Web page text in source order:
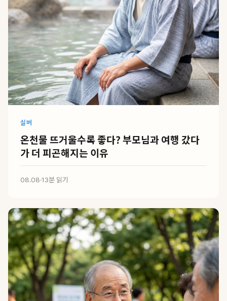
실버
온천물 뜨거울수록 좋다? 부모님과 여행 갔다
가 더 피곤해지는 이유
08.08·13분 읽기